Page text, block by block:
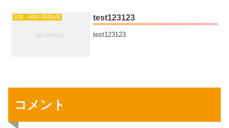
起業・副業の基礎知識 test123123
test123123
コメント